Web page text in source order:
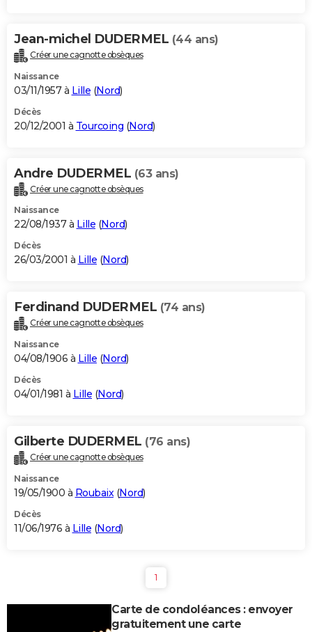
Jean-michel DUDERMEL (44 ans)
Créer une cagnotte obsèques
Naissance
03/11/1957 à Lille (Nord)
Décès
20/12/2001 à Tourcoing (Nord)
Andre DUDERMEL (63 ans)
Créer une cagnotte obsèques
Naissance
22/08/1937 à Lille (Nord)
Décès
26/03/2001 à Lille (Nord)
Ferdinand DUDERMEL (74 ans)
Créer une cagnotte obsèques
Naissance
04/08/1906 à Lille (Nord)
Décès
04/01/1981 à Lille (Nord)
Gilberte DUDERMEL (76 ans)
Créer une cagnotte obsèques
Naissance
19/05/1900 à Roubaix(Nord)
Décès
11/06/1976 à Lille (Nord)
1
Carte de condoléances : envoyer
gratuitement une carte